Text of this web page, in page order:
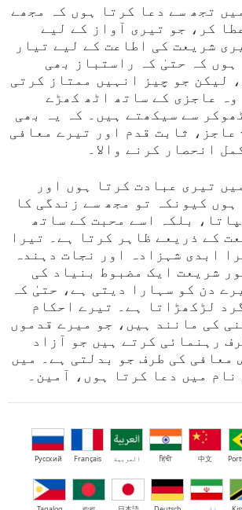
تجھ سے دعا کرتا ہوں کہ مجھے
کر، جو تیری آواز کے لیے
شریعت کی اطاعت کے لیے تیار
ہوں کہ حتیٰ کہ راستباز بھی
لیکن جو چیز انہیں ممتاز کرتی
وہ عاجزی کے ساتھ اٹھ کھڑے
سے سیکھتے ہیں۔ کہ یہ بھی
ثابت قدم اور تیرے معافی
انحصار کرنے والا۔
تیری عبادت کرتا ہوں اور
کیونکہ تو مجھ سے زندگی کا
بلکہ اسے محبت کے ساتھ
کے ذریعے ظاہر کرتا ہے۔ تیرا
ابدی شہزادہ اور نجات دہندہ
شریعت ایک مضبوط بنیاد کی
دن کو سہارا دیتی ہے، حتیٰ کہ
لڑکھڑاتا ہے۔ تیرے احکام
کی مانند ہیں، جو میرے قدموں
رہنمائی کرتے ہیں جو آزاد
معافی کی طرف جو بدلتی ہے۔ میں
نام میں دعا کرتا ہوں، آمین۔
中文
हिंदी العربية Français
Русский